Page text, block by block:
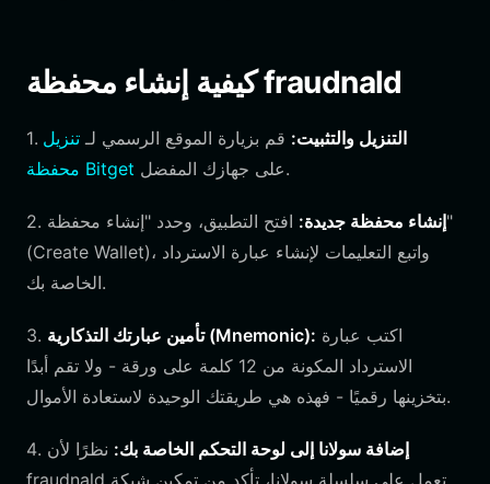
كيفية إنشاء محفظة fraudnald
1. التنزيل والتثبيت: قم بزيارة الموقع الرسمي لـ تنزيل
محفظة Bitget
على جهازك المفضل.
2. إنشاء محفظة جديدة: افتح التطبيق، وحدد "إنشاء محفظة"
(Create Wallet)، واتبع التعليمات لإنشاء عبارة الاسترداد
الخاصة بك.
3. تأمين عبارتك التذكارية (Mnemonic):
الاسترداد المكونة من 12 كلمة على ورقة - ولا تقم أبدًا
بتخزينها رقميًا - فهذه هي طريقتك الوحيدة لاستعادة الأموال.
4. إضافة سولانا إلى لوحة التحكم الخاصة بك: نظرًا لأن
fraudnald تعمل على سلسلة سولانا، تأكد من تمكين شبكة